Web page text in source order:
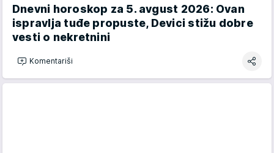
Dnevni horoskop za 5. avgust 2026: Ovan
ispravlja tuđe propuste, Devici stižu dobre
vesti o nekretnini
Komentariši